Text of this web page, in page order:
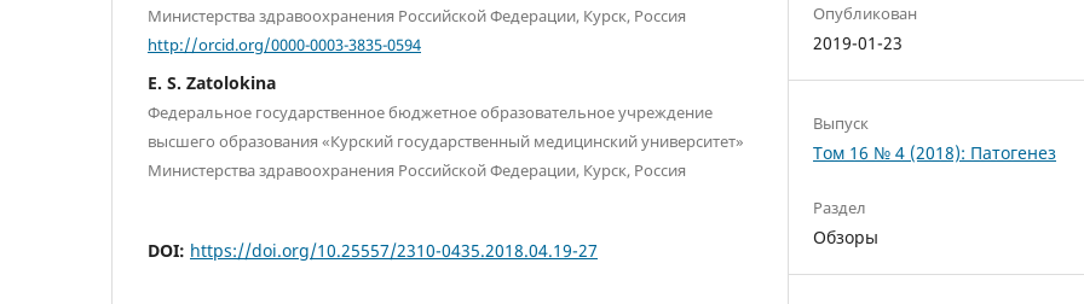
Министерства здравоохранения Российской Федерации, Курск, Россия
http://orcid.org/0000-0003-3835-0594
E. S. Zatolokina
Федеральное государственное бюджетное образовательное учреждение
высшего образования «Курский государственный медицинский университет»
Министерства здравоохранения Российской Федерации, Курск, Россия
DOI: https://doi.org/10.25557/2310-0435.2018.04.19-27
Опубликован
2019-01-23
Выпуск
Том 16 № 4 (2018): Патогенез
Раздел
Обзоры